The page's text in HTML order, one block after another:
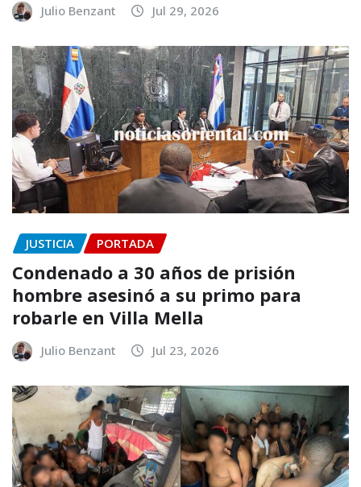
Julio Benzant Jul 29, 2026
JUSTICIA PORTADA
Condenado a 30 años de prisión
hombre asesinó a su primo para
robarle en Villa Mella
Julio Benzant Jul 23, 2026